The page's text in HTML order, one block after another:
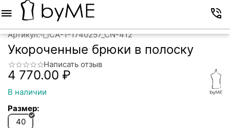
Артикул: CA-1-1740257_CN-412
Укороченные брюки в полоску
Написать отзыв
4 770.00 ₽
В наличии
Размер:
40
Меню Корзина Контакты